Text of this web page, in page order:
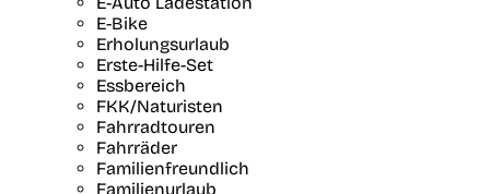
E-Bike
Erholungsurlaub
Erste-Hilfe-Set
Essbereich
FKK/Naturisten
Fahrradtouren
Fahrräder
Familienfreundlich
Familienurlaub